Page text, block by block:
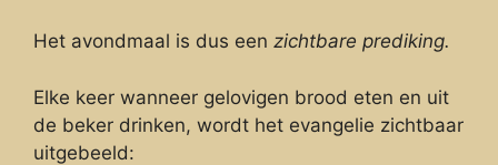
Het avondmaal is dus een zichtbare prediking.
Elke keer wanneer gelovigen brood eten en uit
de beker drinken, wordt het evangelie zichtbaar
uitgebeeld: